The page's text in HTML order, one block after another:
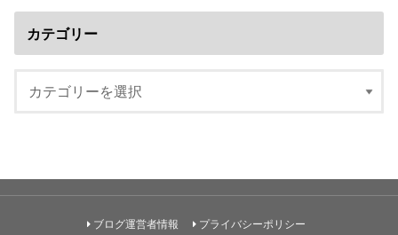
カテゴリー
ブログ運営者情報 プライバシーポリシー